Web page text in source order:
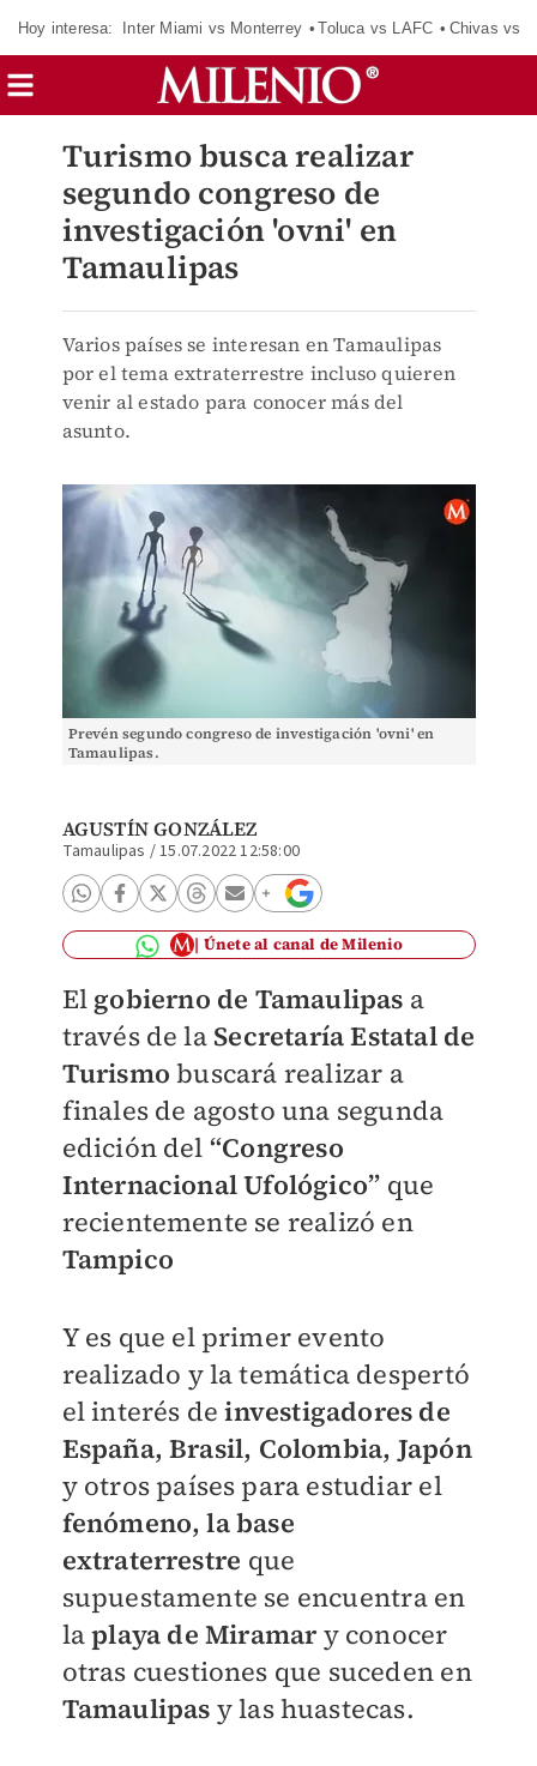
Hoy interesa: Inter Miami vs Monterrey Toluca vs LAFC Chivas vs
Turismo busca realizar
segundo congreso de
investigación 'ovni' en
Tamaulipas
Varios países se interesan en Tamaulipas
por el tema extraterrestre incluso quieren
venir al estado para conocer más del
asunto.
Prevén segundo congreso de investigación 'ovni' en
Tamaulipas.
AGUSTÍN GONZÁLEZ
Tamaulipas /15.07.2022 12:58:00
Únete al canal de Milenio
El gobierno de Tamaulipas a
través de la Secretaría Estatal de
Turismo buscará realizar a
finales de agosto una segunda
edición del “Congreso
Internacional Ufológico” que
recientemente se realizó en
Tampico
Y es que el primer evento
realizado y la temática despertó
el interés deinvestigadores de
España, Brasil, Colombia, Japón
y otros países para estudiar el
fenómeno, la base
extraterrestre que
supuestamente se encuentra en
laplaya de Miramary conocer
otras cuestiones que suceden en
Tamaulipas y las huastecas.